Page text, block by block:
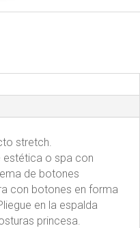
stretch.
estética o spa con
de botones
con botones en forma
en la espalda
princesa.